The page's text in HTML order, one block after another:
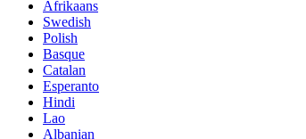
Afrikaans
Swedish
Polish
Basque
Catalan
Esperanto
Hindi
Lao
Albanian